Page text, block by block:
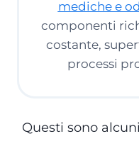
mediche e
componenti
costante,
processi
Questi sono